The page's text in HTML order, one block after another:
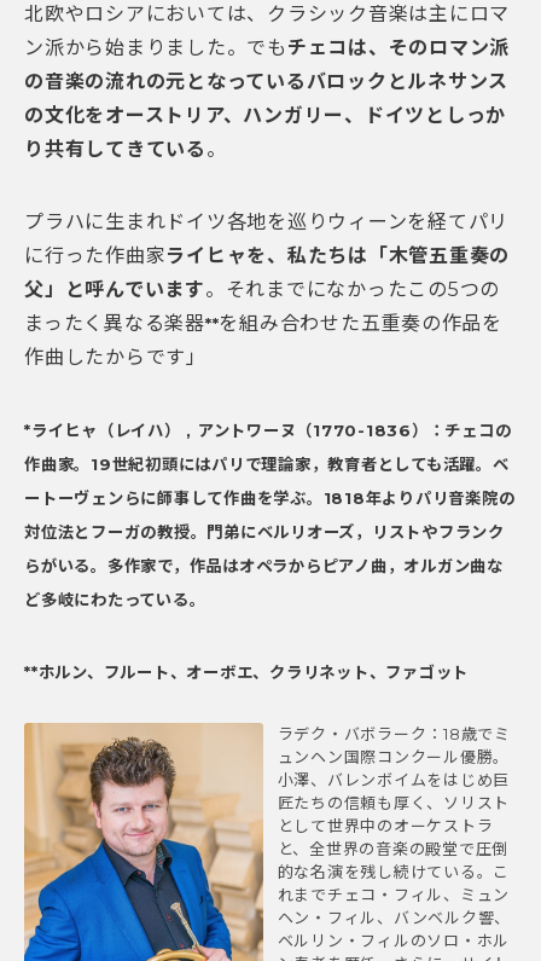
北欧やロシアにおいては、クラシック音楽は主にロマ
ン派から始まりました。でも チェコは、そのロマン派
の音楽の流れの元となっているバロックとルネサンス
の文化をオーストリア、ハンガリー、ドイツとしっか
り共有してきている 。
プラハに生まれドイツ各地を巡りウィーンを経てパリ
に行った作曲家ライヒャを、私たちは「木管五重奏の
父」と呼んでいます。それまでになかったこの5つの
まったく異なる楽器**を組み合わせた五重奏の作品を
作曲したからです」
*ライヒャ（レイハ） , アントワーヌ（1770-1836）： チェコの
作曲家。19世紀初頭にはパリで理論家，教育者としても活躍。ベ
ートーヴェンらに師事して作曲を学ぶ。1818年よりパリ音楽院の
対位法とフーガの教授。門弟にベルリオーズ，リストやフランク
らがいる。多作家で，作品はオペラからピアノ曲，オルガン曲な
ど多岐にわたっている。
**ホルン、フルート、オーボエ、クラリネット、ファゴット
ラデク・バボラーク：18歳でミ
ュンヘン国際コンクール優勝。
小澤、バレンボイムをはじめ巨
匠たちの信頼も厚く、ソリスト
として世界中のオーケストラ
と、全世界の音楽の殿堂で圧倒
的な名演を残し続けている。こ
れまでチェコ・フィル、ミュン
ヘン・フィル、バンベルク響、
ベルリン・フィルのソロ・ホル